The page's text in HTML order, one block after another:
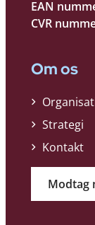
EAN
CVR
Om os
Strategi
Kontakt
Modtag